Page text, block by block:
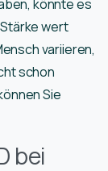
könnte es
wert
variieren,
schon
Sie
bei